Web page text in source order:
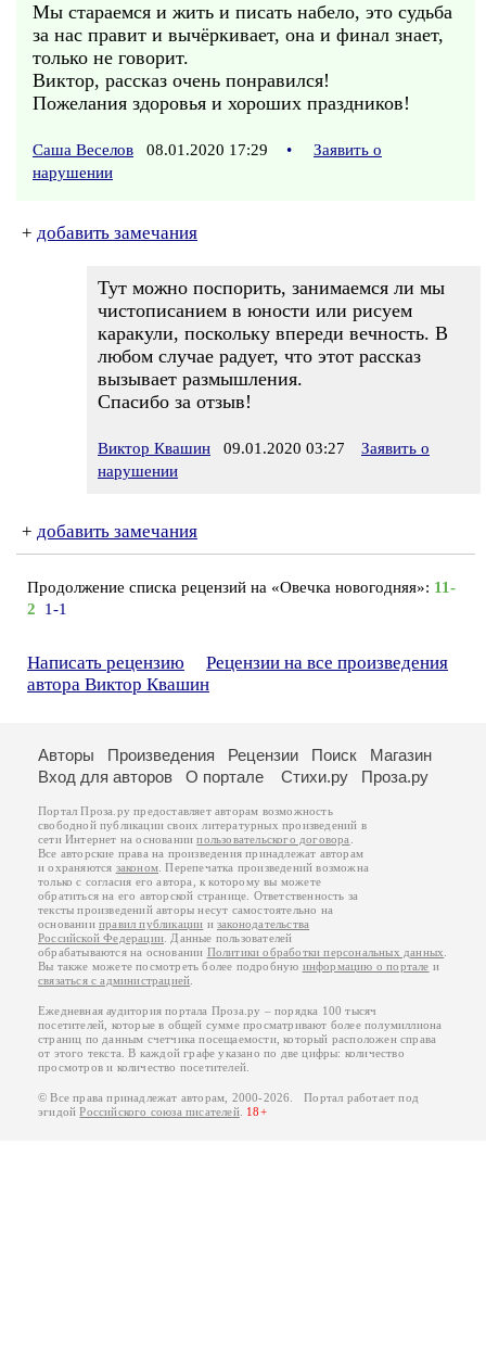
Мы стараемся и жить и писать набело, это судьба
за нас правит и вычёркивает, она и финал знает,
только не говорит.
Виктор, рассказ очень понравился!
Пожелания здоровья и хороших праздников!
Саша Веселов 08.01.2020 17:29 •
Заявить о
нарушении
+ добавить замечания
Тут можно поспорить, занимаемся ли мы
чистописанием в юности или рисуем
каракули, поскольку впереди вечность. В
любом случае радует, что этот рассказ
вызывает размышления.
Спасибо за отзыв!
Виктор Квашин 09.01.2020 03:27
Заявить о
нарушении
+ добавить замечания
Продолжение списка рецензий на «Овечка новогодняя»: 11-
2
1-1
Написать рецензию
Рецензии на все произведения
автора Виктор Квашин
Авторы Произведения Рецензии Поиск
Магазин
Вход для авторов
О портале Стихи.ру Проза.ру
Портал Проза.ру предоставляет авторам возможность
свободной публикации своих литературных произведений в
сети Интернет на основаниипользовательского договора
Все авторские права на произведения принадлежат авторам
и охраняются законом . Перепечатка произведений возможна
только с согласия его автора, к которому вы можете
обратиться на его авторской странице. Ответственность за
тексты произведений авторы несут самостоятельно на
основанииправил публикации изаконодательства
Российской Федерации . Данные пользователей
обрабатываются на основании Политики обработки персональных данных
Вы также можете посмотреть более подробную информацию о портале и
связаться с администрацией
Ежедневная аудитория портала Проза.ру – порядка 100 тысяч
посетителей, которые в общей сумме просматривают более полумиллиона
страниц по данным счетчика посещаемости, который расположен справа
от этого текста. В каждой графе указано по две цифры: количество
просмотров и количество посетителей.
© Все права принадлежат авторам, 2000-2026. Портал работает под
эгидойРоссийского союза писателей. 18+